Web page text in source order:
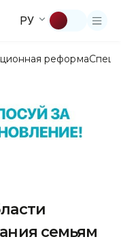
РУ
реформа
семьям